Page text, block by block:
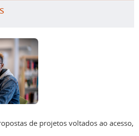
de projetos voltados ao acesso,